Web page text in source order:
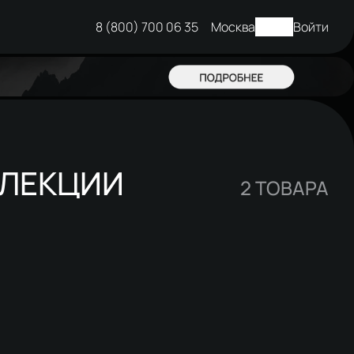
8 (800) 700 06 35 Москва Войти
2ТОВАРА